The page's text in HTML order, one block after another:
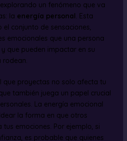
un fenómeno que va
la energía personal. Esta
conjunto de sensaciones,
emocionales que una persona
que pueden impactar en su
rodean.
que proyectas no solo afecta tu
también juega un papel crucial
La energía emocional
la forma en que otros
emociones. Por ejemplo, si
es probable que quienes